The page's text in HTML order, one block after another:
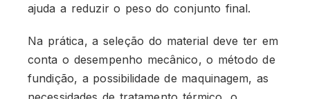
ajuda a reduzir o peso do conjunto final.
Na prática, a seleção do material deve ter em
conta o desempenho mecânico, o método de
fundição, a possibilidade de maquinagem, as